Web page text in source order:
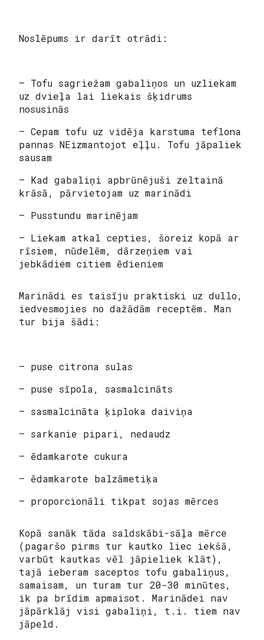
Noslēpums ir darīt otrādi:
– Tofu sagriežam gabaliņos un uzliekam
uz dvieļa lai liekais šķidrums
nosusinās
– Cepam tofu uz vidēja karstuma teflona
pannas NEizmantojot eļļu. Tofu jāpaliek
sausam
– Kad gabaliņi apbrūnējuši zeltainā
krāsā, pārvietojam uz marinādi
– Pusstundu marinējam
– Liekam atkal cepties, šoreiz kopā ar
rīsiem, nūdelēm, dārzeņiem vai
jebkādiem citiem ēdieniem
Marinādi es taisīju praktiski uz dullo,
iedvesmojies no dažādām receptēm. Man
tur bija šādi:
– puse citrona sulas
– puse sīpola, sasmalcināts
– sasmalcināta ķiploka daiviņa
– sarkanie pipari, nedaudz
– ēdamkarote cukura
– ēdamkarote balzāmetiķa
– proporcionāli tikpat sojas mērces
Kopā sanāk tāda saldskābi-sāļa mērce
(pagaršo pirms tur kautko liec iekšā,
varbūt kautkas vēl jāpieliek klāt),
tajā ieberam saceptos tofu gabaliņus,
samaisam, un turam tur 20-30 minūtes,
ik pa brīdim apmaisot. Marinādei nav
jāpārklāj visi gabaliņi, t.i. tiem nav
jāpeld.